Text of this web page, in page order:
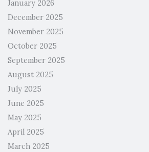
January 2026
December 2025
November 2025
October 2025
September 2025
August 2025
July 2025
June 2025
May 2025
April 2025
March 2025